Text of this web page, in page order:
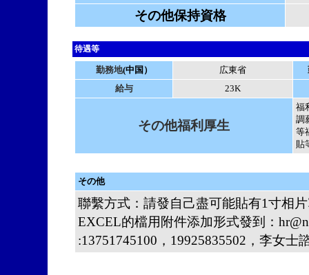
その他保持資格
待遇等
勤務地(中国） 広東省
給与
23K
その他福利厚生
福
調
等
貼
その他
聯繫方式：請發自己盡可能貼有1寸相
EXCEL的檔用附件添加形式發到：
:13751745100，19925835502，李女士